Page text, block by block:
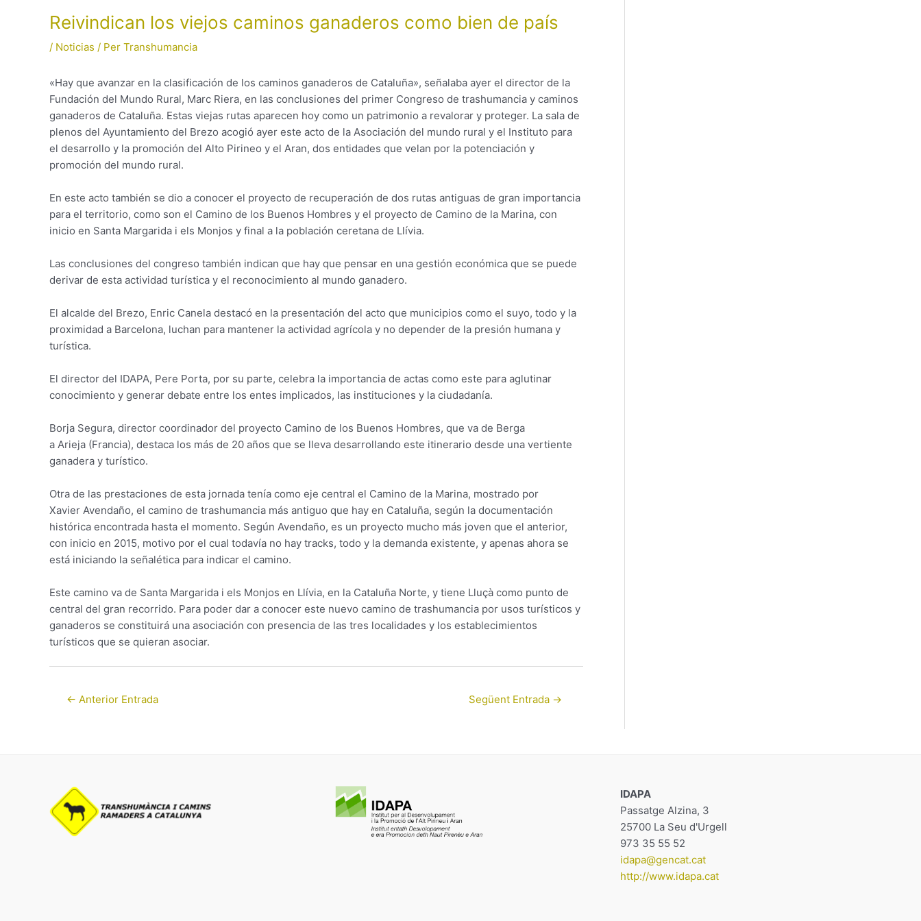
Reivindican los viejos caminos ganaderos como bien de país
/ Noticias / Per Transhumancia
«Hay que avanzar en la clasificación de los caminos ganaderos de Cataluña», señalaba ayer el director de la
Fundación del Mundo Rural, Marc Riera, en las conclusiones del primer Congreso de trashumancia y caminos
ganaderos de Cataluña. Estas viejas rutas aparecen hoy como un patrimonio a revalorar y proteger. La sala de
plenos del Ayuntamiento del Brezo acogió ayer este acto de la Asociación del mundo rural y el Instituto para
el desarrollo y la promoción del Alto Pirineo y el Aran, dos entidades que velan por la potenciación y
promoción del mundo rural.
En este acto también se dio a conocer el proyecto de recuperación de dos rutas antiguas de gran importancia
para el territorio, como son el Camino de los Buenos Hombres y el proyecto de Camino de la Marina, con
inicio en Santa Margarida i els Monjos y final a la población ceretana de Llívia.
Las conclusiones del congreso también indican que hay que pensar en una gestión económica que se puede
derivar de esta actividad turística y el reconocimiento al mundo ganadero.
El alcalde del Brezo, Enric Canela destacó en la presentación del acto que municipios como el suyo, todo y la
proximidad a Barcelona, luchan para mantener la actividad agrícola y no depender de la presión humana y
turística.
El director del IDAPA, Pere Porta, por su parte, celebra la importancia de actas como este para aglutinar
conocimiento y generar debate entre los entes implicados, las instituciones y la ciudadanía.
Borja Segura, director coordinador del proyecto Camino de los Buenos Hombres, que va de Berga
a Arieja (Francia), destaca los más de 20 años que se lleva desarrollando este itinerario desde una vertiente
ganadera y turístico.
Otra de las prestaciones de esta jornada tenía como eje central el Camino de la Marina, mostrado por
Xavier Avendaño, el camino de trashumancia más antiguo que hay en Cataluña, según la documentación
histórica encontrada hasta el momento. Según Avendaño, es un proyecto mucho más joven que el anterior,
con inicio en 2015, motivo por el cual todavía no hay tracks, todo y la demanda existente, y apenas ahora se
está iniciando la señalética para indicar el camino.
Este camino va de Santa Margarida i els Monjos en Llívia, en la Cataluña Norte, y tiene Lluçà como punto de
central del gran recorrido. Para poder dar a conocer este nuevo camino de trashumancia por usos turísticos y
ganaderos se constituirá una asociación con presencia de las tres localidades y los establecimientos
turísticos que se quieran asociar.
← Anterior Entrada Següent Entrada →
IDAPA
Passatge Alzina, 3
25700 La Seu d'Urgell
973 35 55 52
idapa@gencat.cat
http://www.idapa.cat